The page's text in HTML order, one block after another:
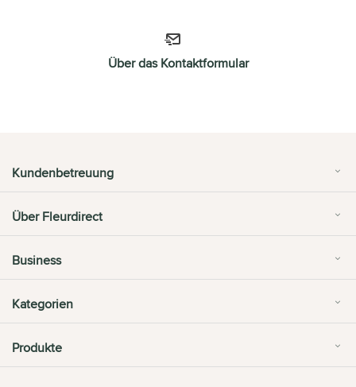
Über das Kontaktformular
Kundenbetreuung
Über Fleurdirect
Business
Kategorien
Produkte